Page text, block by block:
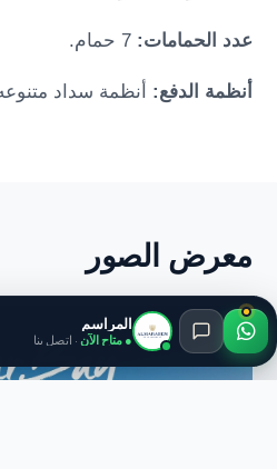
عدد الحمامات: 7 حمام.
أنظمة الدفع: أنظمة سداد
معرض الصور
المراسم
● متاح الآن · اتصل بنا